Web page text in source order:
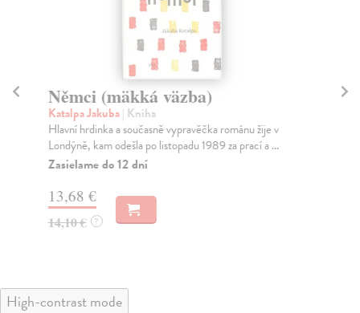
Němci (mäkká väzba)
Katalpa Jakuba| Kniha
Hlavní hrdinka a současně vypravěčka románu žije v
Londýně, kam odešla po listopadu 1989 za prací a ...
Zasielame do 12 dní
13,68 €
14,10 € ?
High-contrast mode